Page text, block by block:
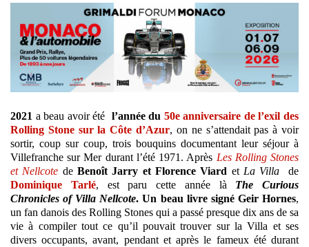
2021 a beau avoir été l’année du 50e anniversaire de l’exil des
Rolling Stone sur la Côte d’Azur, on ne s’attendait pas à voir
sortir, coup sur coup, trois bouquins documentant leur séjour à
Villefranche sur Mer durant l’été 1971. Après Les Rolling Stones
et Nellcote deBenoît Jarry et Florence Viard etLa Villa de
Dominique Tarlé, est paru cette année làThe Curious
Chronicles of Villa Nellcote. Un beau livre signé Geir Hornes,
un fan danois des Rolling Stones qui a passé presque dix ans de sa
vie à compiler tout ce qu’il pouvait trouver sur la Villa et ses
divers occupants, avant, pendant et après le fameux été durant